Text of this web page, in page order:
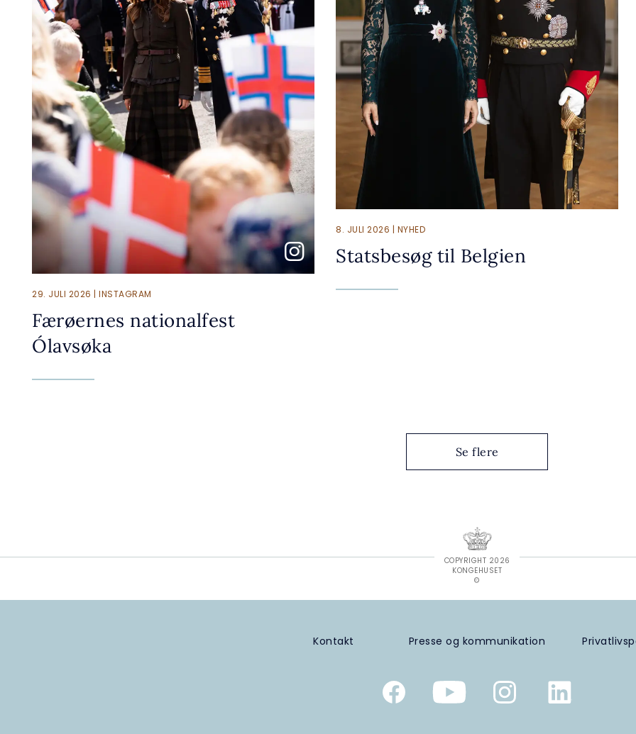
29. JULI 2026 | INSTAGRAM
Færøernes nationalfest
Ólavsøka
8. JULI 2026 | NYHED
Statsbesøg til Belgien
Se flere
COPYRIGHT 2026
KONGEHUSET
©
Kontakt Presse og kommunikation